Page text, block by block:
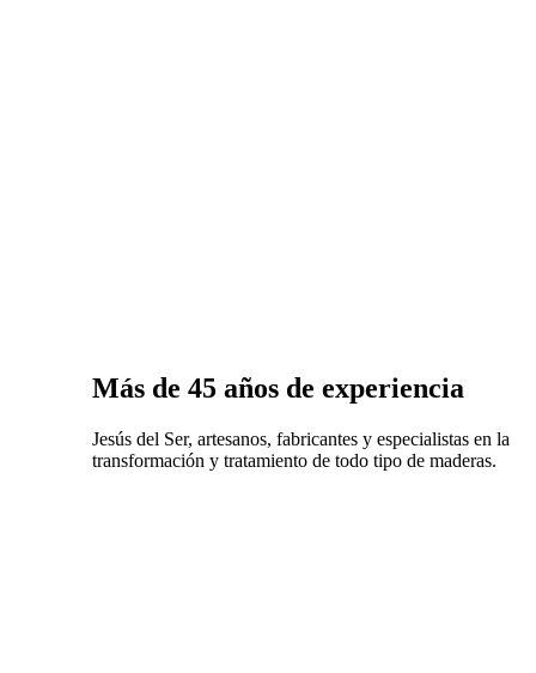
Más de 45 años de experiencia
Jesús del Ser, artesanos, fabricantes y especialistas en la
transformación y tratamiento de todo tipo de maderas.